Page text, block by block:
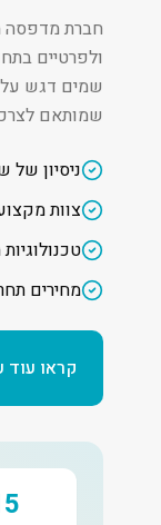
חברת מדפסה
ולפרטיים
שמים דגש על
שמותאם
ניסיון
צוות
מחירים
קראו עוד